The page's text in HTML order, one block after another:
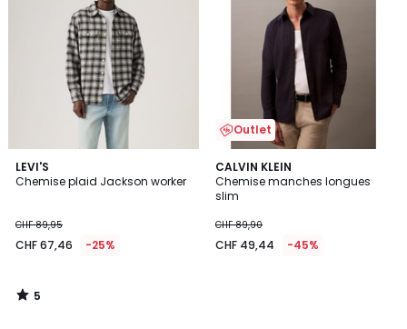
LEVI'S
Chemise plaid Jackson worker
CHF 89,95
CHF 67,46 -25%
5
/
5
/
Outlet
CALVIN KLEIN
Chemise manches longues
slim
CHF 89,90
CHF 49,44 -45%